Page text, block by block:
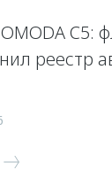
C5:
реестр